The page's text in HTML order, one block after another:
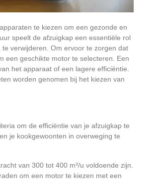
te kiezen om een gezonde en
speelt de afzuigkap een essentiële rol
verwijderen. Om ervoor te zorgen dat
een geschikte motor te selecteren. Een
het apparaat of een lagere efficiëntie.
worden genomen bij het kiezen van
om de efficiëntie van je afzuigkap te
je kookgewoonten in overweging te
van 300 tot 400 m³/u voldoende zijn.
om een motor te kiezen met een